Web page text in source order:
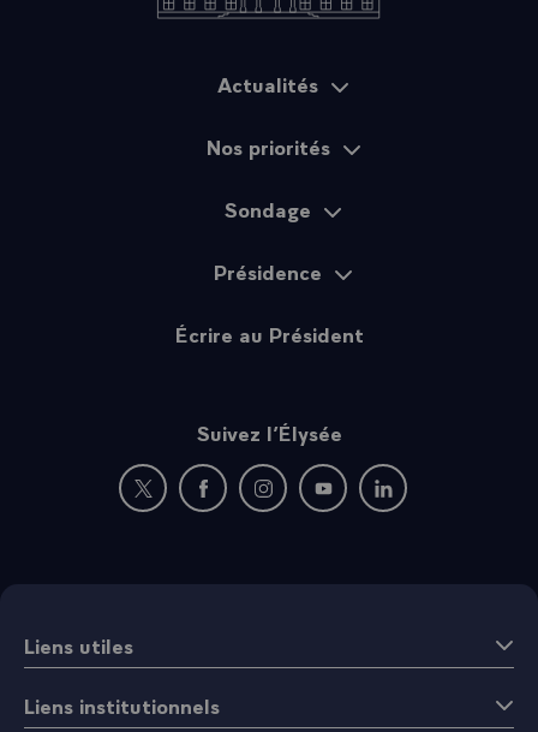
Actualités
Nos priorités
Sondage
Présidence
Écrire au Président
Suivez l’Élysée
Nouvelle fenêtre : rejoignez-nous sur Twitter
Nouvelle fenêtre : rejoignez-nous sur
Nouvelle fenêtre : rejoignez-nous
Nouvelle fenêtre :
Nouvelle fenêtre :
Liens utiles
Liens institutionnels